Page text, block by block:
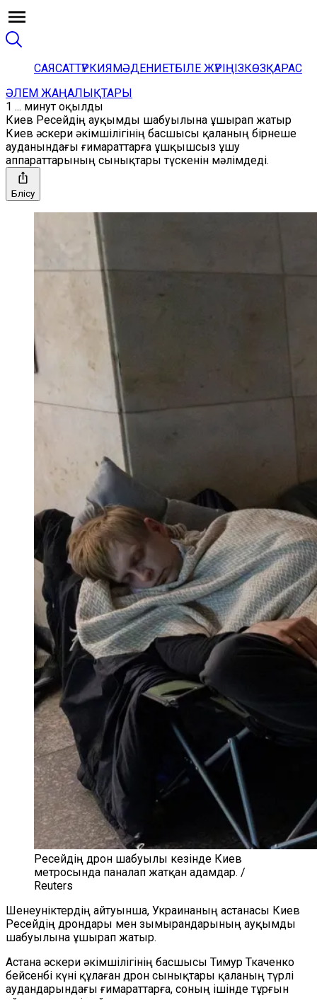
САЯСАТТҮРКИЯМӘДЕНИЕТБІЛЕ ЖҮРІҢІЗКӨЗҚАРАС
ӘЛЕМ ЖАҢАЛЫҚТАРЫ
1 ... минут оқылды
Киев Ресейдің ауқымды шабуылына ұшырап жатыр
Киев әскери әкімшілігінің басшысы қаланың бірнеше
ауданындағы ғимараттарға ұшқышсыз ұшу
аппараттарының сынықтары түскенін мәлімдеді.
Бөлісу
Ресейдің дрон шабуылы кезінде Киев
метросында паналап жатқан адамдар. /
Reuters
Шенеуніктердің айтуынша, Украинаның астанасы Киев
Ресейдің дрондары мен зымырандарының ауқымды
шабуылына ұшырап жатыр.
Астана әскери әкімшілігінің басшысы Тимур Ткаченко
бейсенбі күні құлаған дрон сынықтары қаланың түрлі
аудандарындағы ғимараттарға, соның ішінде тұрғын